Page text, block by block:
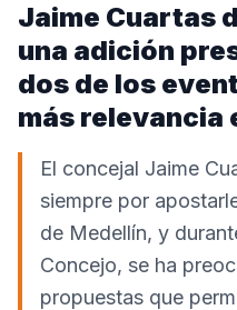
Jaime Cuartas
una adición
dos de los
más relevancia
El concejal Jaime
siempre por
de Medellín, y
Concejo, se ha
propuestas que